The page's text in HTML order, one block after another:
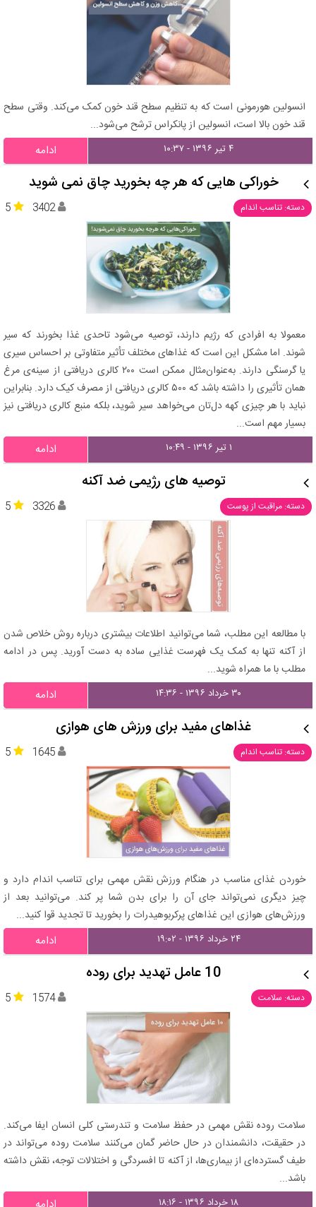
انسولین هورمونی است که به تنظیم سطح قند خون کمک می‌کند. وقتی سطح
قند خون بالا است، انسولین از پانکراس ترشح می‌شود...
۴ تیر ۱۳۹۶ - ۱۰:۳۷ ادامه
خوراکی‌ هایی که هر چه بخورید چاق نمی‌ شوید
دسته: تناسب اندام 5 3402
معمولا به افرادی که رژیم دارند، توصیه می‌شود تاحدی غذا بخورند که سیر
شوند. اما مشکل این است که غذاهای مختلف تأثیر متفاوتی بر احساس سیری
یا گرسنگی دارند. به‌عنوان‌مثال ممکن است ۲۰۰ کالری دریافتی از سینه‌ی مرغ
همان تأثیری را داشته باشد که ۵۰۰ کالری دریافتی از مصرف کیک دارد. بنابراین
نباید با هر چیزی کهه دل‌تان می‌خواهد سیر شوید، بلکه منبع کالری دریافتی‌ نیز
بسیار مهم است...
۱ تیر ۱۳۹۶ - ۱۰:۴۹ ادامه
توصیه های رژیمی ضد آکنه
دسته: مراقبت از پوست 5 3326
با مطالعه این مطلب، شما می‌توانید اطلاعات بیشتری درباره روش خلاص شدن
از آکنه تنها به کمک یک فهرست غذایی ساده به دست آورید. پس در ادامه
مطلب با ما همراه شوید...
۳۰ خرداد ۱۳۹۶ - ۱۴:۳۶ ادامه
غذاهای مفید برای ورزش های هوازی
دسته: تناسب اندام 5 1645
خوردن غذای مناسب در هنگام ورزش نقش مهمی برای تناسب اندام دارد و
چیز دیگری نمی‌تواند جای آن را برای بدن شما پر کند. می‌توانید بعد از
ورزش‌های هوازی این غذاهای پرکربوهیدرات را بخورید تا تجدید قوا کنید...
۲۴ خرداد ۱۳۹۶ - ۱۹:۰۲ ادامه
10 عامل تهدید برای روده
دسته: سلامت 5 1574
سلامت روده نقش مهمی در حفظ سلامت و تندرستی کلی انسان ایفا می‌کند.
در حقیقت، دانشمندان در حال حاضر گمان می‌کنند سلامت روده می‌تواند در
طیف گسترده‌ای از بیماری‌ها، از آکنه تا افسردگی و اختلالات توجه، نقش داشته
باشد...
۱۸ خرداد ۱۳۹۶ - ۱۸:۱۶